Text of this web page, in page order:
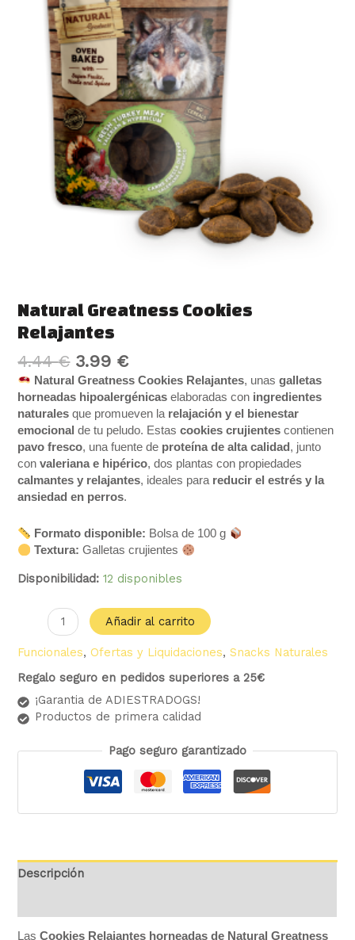
Natural Greatness Cookies
Relajantes
4.44€ 3.99 €
Natural Greatness Cookies Relajantes, unasgalletas
horneadas hipoalergénicas elaboradas con ingredientes
naturales que promueven la relajación y el bienestar
emocional de tu peludo. Estascookies crujientes contienen
pavo fresco, una fuente de proteína de alta calidad , junto
convaleriana e hipérico, dos plantas con propiedades
calmantes y relajantes, ideales para reducir el estrés y la
ansiedad en perros.
Formato disponible: Bolsa de 100 g
Textura: Galletas crujientes
Disponibilidad: 12 disponibles
Añadir al carrito
Funcionales, Ofertas y Liquidaciones,Snacks Naturales
Regalo seguro en pedidos superiores a 25€
¡Garantia de ADIESTRADOGS!
Productos de primera calidad
Pago seguro garantizado
Descripción
LasCookies Relajantes horneadas de Natural Greatness